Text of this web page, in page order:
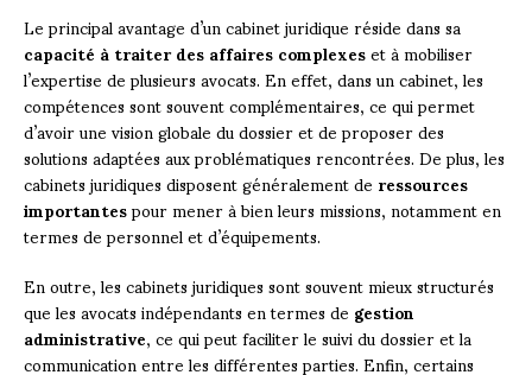
Le principal avantage d’un cabinet juridique réside dans sa
capacité à traiter des affaires complexeset à mobiliser
l’expertise de plusieurs avocats. En effet, dans un cabinet, les
compétences sont souvent complémentaires, ce qui permet
d’avoir une vision globale du dossier et de proposer des
solutions adaptées aux problématiques rencontrées. De plus, les
cabinets juridiques disposent généralement deressources
importantespour mener à bien leurs missions, notamment en
termes de personnel et d’équipements.
En outre, les cabinets juridiques sont souvent mieux structurés
que les avocats indépendants en termes degestion
administrative, ce qui peut faciliter le suivi du dossier et la
communication entre les différentes parties. Enfin, certains